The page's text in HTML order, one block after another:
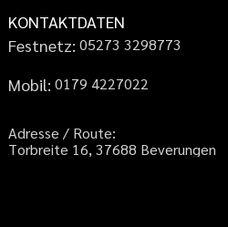
KONTAKTDATEN
Festnetz: 05273 3298773
Mobil: 01 79 4227022
Adresse / Route:
Torbreite 16, 37688 Beverungen